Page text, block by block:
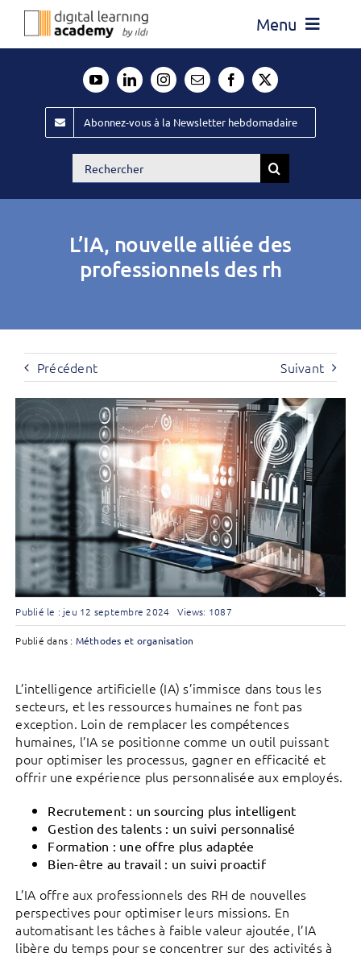
Passer
Menu
Évènements ILDI
Offres d’emploi
Abonnez-vous à la Newsletter hebdomadaire
Rechercher:
L’IA, nouvelle alliée des
professionnels des rh
Précédent Suivant
Publié le : jeu 12 septembre 2024 Views: 1087
Publié dans : Méthodes et organisation
L’intelligence artificielle (IA) s’immisce dans tous les
secteurs, et les ressources humaines ne font pas
exception. Loin de remplacer les compétences
humaines, l’IA se positionne comme un outil puissant
pour optimiser les processus, gagner en efficacité et
offrir une expérience plus personnalisée aux employés.
Recrutement : un sourcing plus intelligent
Gestion des talents : un suivi personnalisé
Formation : une offre plus adaptée
Bien-être au travail : un suivi proactif
L’IA offre aux professionnels des RH de nouvelles
perspectives pour optimiser leurs missions. En
automatisant les tâches à faible valeur ajoutée, l’IA
libère du temps pour se concentrer sur des activités à